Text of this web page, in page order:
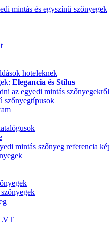
hoteleknek
Elegancia és Stílus
az egyedi mintás szőnyegekről
szőnyegtípusok
mintás szőnyeg referencia